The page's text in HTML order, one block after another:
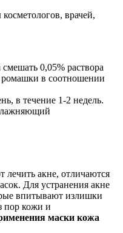
0,05% раствора
ромашки в соотношении
в течение 1-2 недель.
акне, отличаются
Для устранения акне
впитывают излишки
пор кожи и
маски кожа